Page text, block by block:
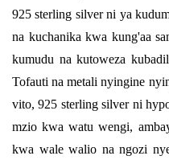
925 sterling silver ni ya
na kuchanika kwa kung'aa
kumudu na kutoweza
Tofauti na metali nyingine
vito, 925 sterling silver ni
mzio kwa watu wengi,
kwa wale walio na ngozi